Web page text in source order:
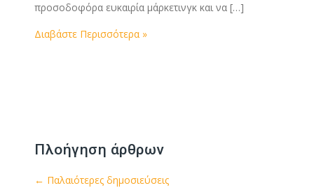
προσοδοφόρα ευκαιρία μάρκετινγκ και να […]
Διαβάστε Περισσότερα »
Πλοήγηση άρθρων
← Παλαιότερες δημοσιεύσεις